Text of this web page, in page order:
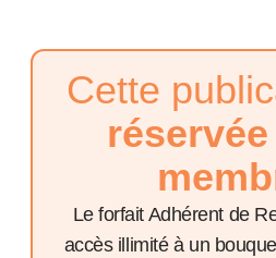
Cette
Le forfait Adhérent de
accès illimité à un